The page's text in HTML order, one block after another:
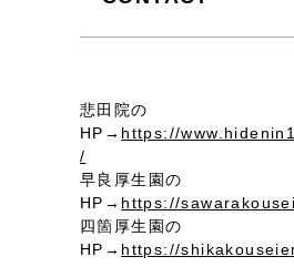
悲田院の
HP→ https://
/
早良厚生園の
HP→ https://
四箇厚生園の
HP→ https://